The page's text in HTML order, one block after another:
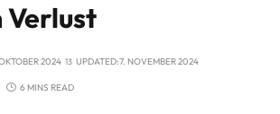
Verlust
2024 UPDATED:7. NOVEMBER 2024
6 MINS READ